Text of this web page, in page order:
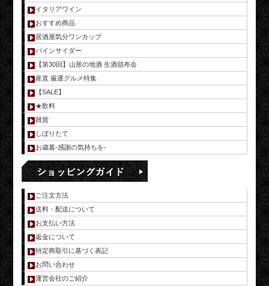
イタリアワイン
おすすめ商品
居酒屋気分ワンカップ
パインサイダー
【第30回】山形の地酒 生酒頒布会
産直 厳選グルメ特集
【SALE】
★飲料
雑貨
しぼりたて
お歳暮-感謝の気持ちを-
ご注文方法
送料・配送について
お支払い方法
返金について
特定商取引に基づく表記
お問い合わせ
運営会社のご紹介